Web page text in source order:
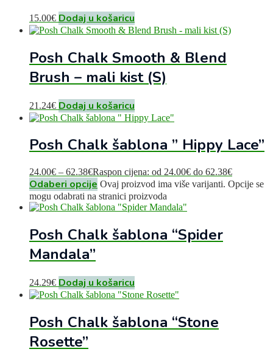
15.00€ Dodaj u košaricu
Posh Chalk Smooth & Blend
Brush – mali kist (S)
21.24€ Dodaj u košaricu
Posh Chalk šablona ” Hippy Lace”
24.00€ – 62.38€Raspon cijena: od 24.00€ do 62.38€
Odaberi opcije Ovaj proizvod ima više varijanti. Opcije se
mogu odabrati na stranici proizvoda
Posh Chalk šablona “Spider
Mandala”
24.29€ Dodaj u košaricu
Posh Chalk šablona “Stone
Rosette”